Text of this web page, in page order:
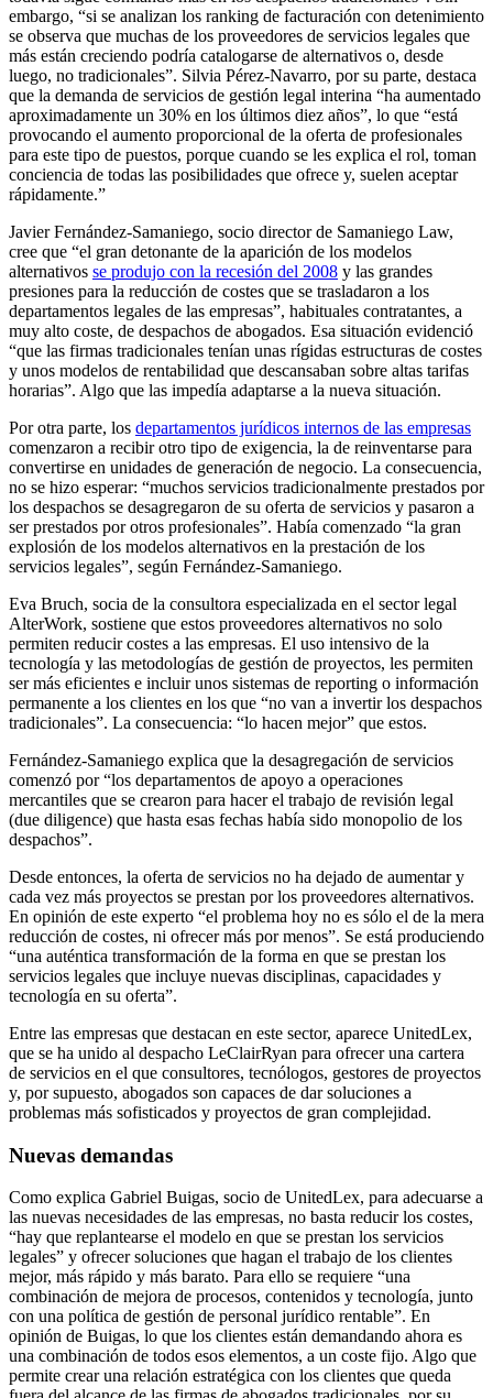
embargo, “si se analizan los ranking de facturación con detenimiento
se observa que muchas de los proveedores de servicios legales que
más están creciendo podría catalogarse de alternativos o, desde
luego, no tradicionales”. Silvia Pérez-Navarro, por su parte, destaca
que la demanda de servicios de gestión legal interina “ha aumentado
aproximadamente un 30% en los últimos diez años”, lo que “está
provocando el aumento proporcional de la oferta de profesionales
para este tipo de puestos, porque cuando se les explica el rol, toman
conciencia de todas las posibilidades que ofrece y, suelen aceptar
rápidamente.”
Javier Fernández-Samaniego, socio director de Samaniego Law,
cree que “el gran detonante de la aparición de los modelos
alternativos se produjo con la recesión del 2008 y las grandes
presiones para la reducción de costes que se trasladaron a los
departamentos legales de las empresas”, habituales contratantes, a
muy alto coste, de despachos de abogados. Esa situación evidenció
“que las firmas tradicionales tenían unas rígidas estructuras de costes
y unos modelos de rentabilidad que descansaban sobre altas tarifas
horarias”. Algo que las impedía adaptarse a la nueva situación.
Por otra parte, los departamentos jurídicos internos de las empresas
comenzaron a recibir otro tipo de exigencia, la de reinventarse para
convertirse en unidades de generación de negocio. La consecuencia,
no se hizo esperar: “muchos servicios tradicionalmente prestados por
los despachos se desagregaron de su oferta de servicios y pasaron a
ser prestados por otros profesionales”. Había comenzado “la gran
explosión de los modelos alternativos en la prestación de los
servicios legales”, según Fernández-Samaniego.
Eva Bruch, socia de la consultora especializada en el sector legal
AlterWork, sostiene que estos proveedores alternativos no solo
permiten reducir costes a las empresas. El uso intensivo de la
tecnología y las metodologías de gestión de proyectos, les permiten
ser más eficientes e incluir unos sistemas de reporting o información
permanente a los clientes en los que “no van a invertir los despachos
tradicionales”. La consecuencia: “lo hacen mejor” que estos.
Fernández-Samaniego explica que la desagregación de servicios
comenzó por “los departamentos de apoyo a operaciones
mercantiles que se crearon para hacer el trabajo de revisión legal
(due diligence) que hasta esas fechas había sido monopolio de los
despachos”.
Desde entonces, la oferta de servicios no ha dejado de aumentar y
cada vez más proyectos se prestan por los proveedores alternativos.
En opinión de este experto “el problema hoy no es sólo el de la mera
reducción de costes, ni ofrecer más por menos”. Se está produciendo
“una auténtica transformación de la forma en que se prestan los
servicios legales que incluye nuevas disciplinas, capacidades y
tecnología en su oferta”.
Entre las empresas que destacan en este sector, aparece UnitedLex,
que se ha unido al despacho LeClairRyan para ofrecer una cartera
de servicios en el que consultores, tecnólogos, gestores de proyectos
y, por supuesto, abogados son capaces de dar soluciones a
problemas más sofisticados y proyectos de gran complejidad.
Nuevas demandas
Como explica Gabriel Buigas, socio de UnitedLex, para adecuarse a
las nuevas necesidades de las empresas, no basta reducir los costes,
“hay que replantearse el modelo en que se prestan los servicios
legales” y ofrecer soluciones que hagan el trabajo de los clientes
mejor, más rápido y más barato. Para ello se requiere “una
combinación de mejora de procesos, contenidos y tecnología, junto
con una política de gestión de personal jurídico rentable”. En
opinión de Buigas, lo que los clientes están demandando ahora es
una combinación de todos esos elementos, a un coste fijo. Algo que
permite crear una relación estratégica con los clientes que queda